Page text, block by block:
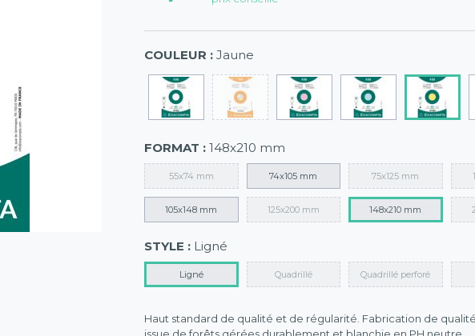
COULEUR : Jaune
FORMAT : 148x210 mm
55x74 mm 74x105 mm 75x125 mm
105x148 mm 125x200 mm 148x210 mm
STYLE : Ligné
Ligné Quadrillé Quadrillé perforé
Haut standard de qualité et de régularité. Fabrication de